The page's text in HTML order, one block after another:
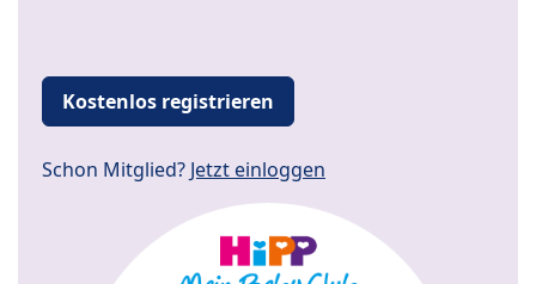
Kostenlos registrieren
Schon Mitglied? Jetzt einloggen